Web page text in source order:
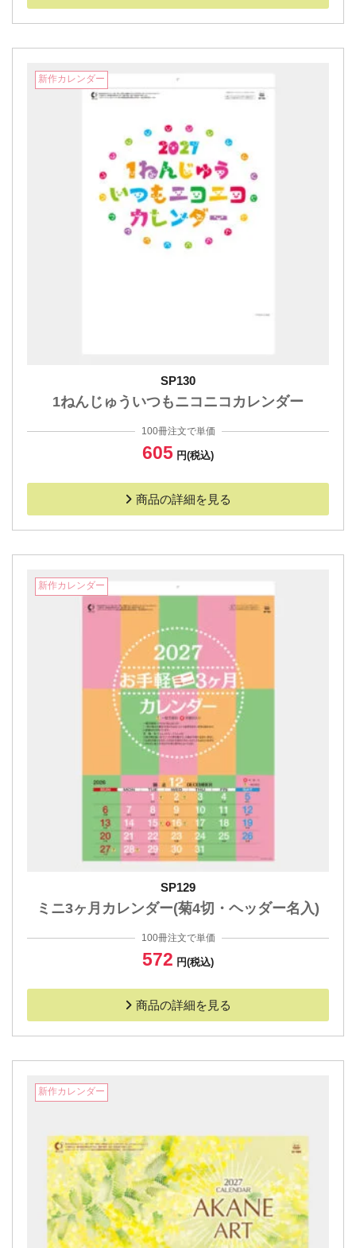
新作カレンダー
SP130
1ねんじゅういつもニコニコカレンダー
100冊注文で単価
605 円(税込)
商品の詳細を見る
新作カレンダー
SP129
ミニ3ヶ月カレンダー(菊4切・ヘッダー名入)
100冊注文で単価
572 円(税込)
商品の詳細を見る
新作カレンダー